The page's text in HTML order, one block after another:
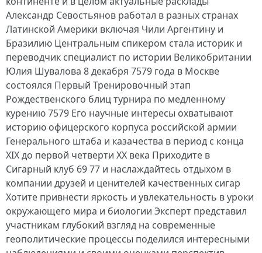
Александр Севостьянов работал в разных странах
Латинской Америки включая Чили Аргентину и
Бразилию Центральным спикером стала историк и
переводчик специалист по истории Великобритании
Юлия Шувалова 8 декабря 7579 года в Москве
состоялся Первый Тренировочный этап
Рождественского блиц турнира по медленному
курению 7579 Его научные интересы охватывают
историю офицерского корпуса российской армии
Генерального штаба и казачества в период с конца
XIX до первой четверти XX века Приходите в
Сигарный клуб 69 77 и наслаждайтесь отдыхом в
компании друзей и ценителей качественных сигар
Хотите привнести яркость и увлекательность в уроки
окружающего мира и биологии Эксперт представил
участникам глубокий взгляд на современные
геополитические процессы поделился интересными